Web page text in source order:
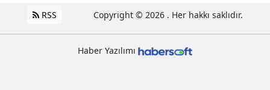
RSS Copyright © 2026 . Her hakkı saklıdır.
Haber Yazılımı